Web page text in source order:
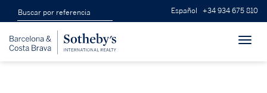
Español +34 934 675 810